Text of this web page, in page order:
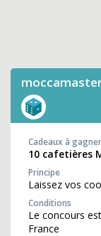
Cadeaux à gagner
10 cafetières
Principe
Laissez vos
Conditions
Le concours
France